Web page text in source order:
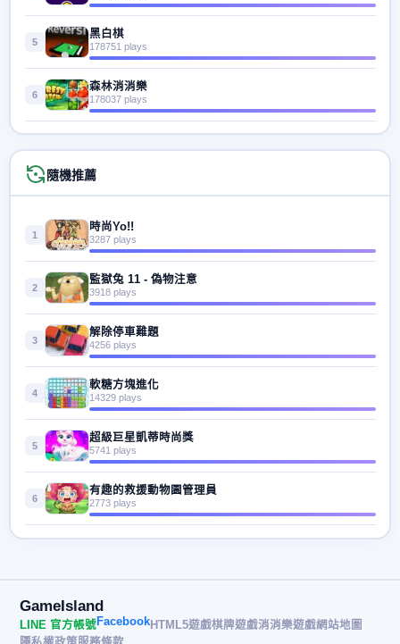
5
黑白棋
178751 plays
6
森林消消樂
178037 plays
隨機推薦
1
時尚Yo!!
3287 plays
2
監獄兔 11 - 偽物注意
3918 plays
3
解除停車難題
4256 plays
4
軟糖方塊進化
14329 plays
5
超級巨星凱蒂時尚獎
5741 plays
6
有趣的救援動物園管理員
2773 plays
GameIsland
LINE 官方帳號FacebookHTML5遊戲棋牌遊戲消消樂遊戲網站地圖